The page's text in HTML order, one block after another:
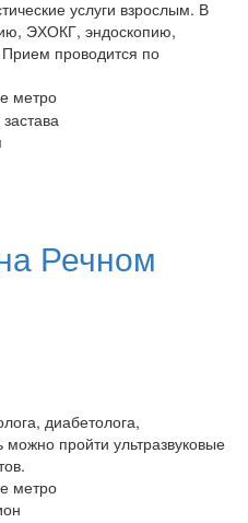
услуги взрослым. В
ЭХОКГ, эндоскопию,
проводится по
метро
Речном
диабетолога,
пройти ультразвуковые
метро